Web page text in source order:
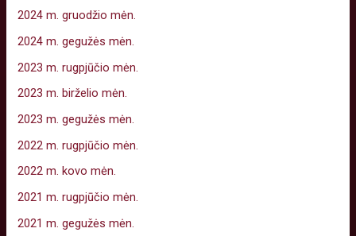
2024 m. gruodžio mėn.
2024 m. gegužės mėn.
2023 m. rugpjūčio mėn.
2023 m. birželio mėn.
2023 m. gegužės mėn.
2022 m. rugpjūčio mėn.
2022 m. kovo mėn.
2021 m. rugpjūčio mėn.
2021 m. gegužės mėn.